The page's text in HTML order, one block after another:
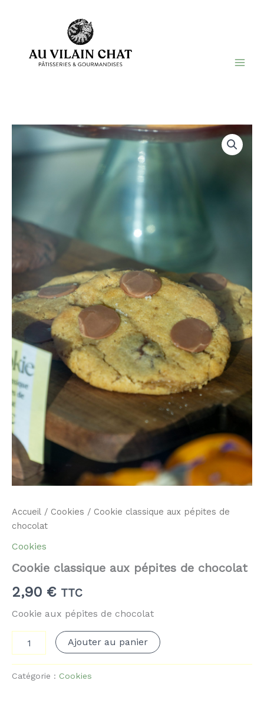
Accueil / Cookies / Cookie classique aux pépites de
chocolat
Cookies
Cookie classique aux pépites de chocolat
2,90 € TTC
Cookie aux pépites de chocolat
classique
Ajouter au panier
Catégorie : Cookies